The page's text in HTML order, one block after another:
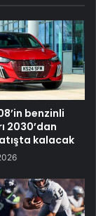
benzinli
2030’dan
kalacak